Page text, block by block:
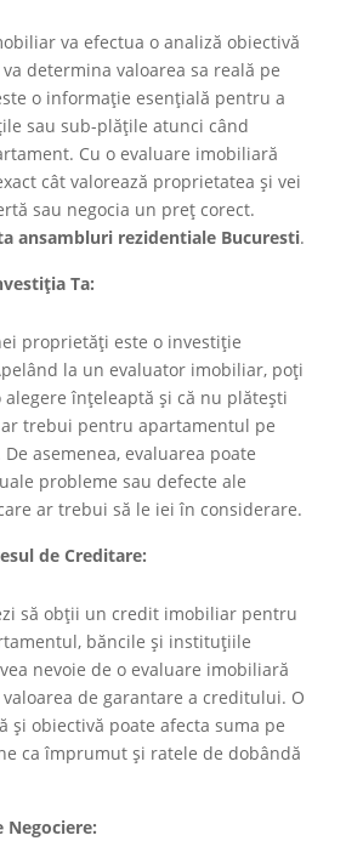
va efectua o analiză obiectivă
determina valoarea sa reală pe
o informație esențială pentru a
sau sub-plățile atunci când
Cu o evaluare imobiliară
cât valorează proprietatea și vei
sau negocia un preț corect.
ansambluri rezidentiale Bucuresti.
Ta:
proprietăți este o investiție
la un evaluator imobiliar, poți
alegere înțeleaptă și că nu plătești
trebui pentru apartamentul pe
asemenea, evaluarea poate
probleme sau defecte ale
ar trebui să le iei în considerare.
de Creditare:
să obții un credit imobiliar pentru
băncile și instituțiile
nevoie de o evaluare imobiliară
de garantare a creditului. O
și obiectivă poate afecta suma pe
ca împrumut și ratele de dobândă